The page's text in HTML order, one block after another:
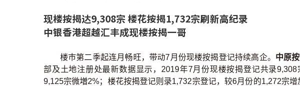
现楼按揭达9,308宗 楼花按揭1,732宗刷新高纪录
中银香港超越汇丰成现楼按揭一哥
楼巿第二季起连月畅旺，带动7月份现楼按揭登记持续高企。 中原
部及土地注册处最新数据显示，2019年7月份现楼按揭登记共录
9,125宗微増2%；楼花按揭登记则录1,732宗登记，较6月份的1,272宗